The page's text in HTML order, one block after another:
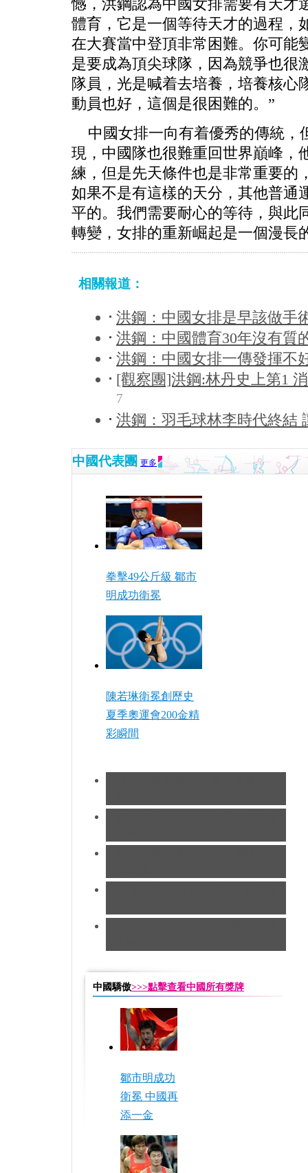
憾，洪鋼認為中國女排需要有天才
體育，它是一個等待天才的過程，
在大賽當中登頂非常困難。你可能
是要成為頂尖球隊，因為競爭也很
隊員，光是喊着去培養，培養核心
動員也好，這個是很困難的。”
中國女排一向有着優秀的傳統，
現，中國隊也很難重回世界巔峰，
練，但是先天條件也是非常重要的
如果不是有這樣的天分，其他普通
平的。我們需要耐心的等待，與此
轉變，女排的重新崛起是一個漫長
相關報道：
洪鋼：中國女排是早該做手
洪鋼：中國體育30年沒有質
洪鋼：中國女排一傳發揮不
[觀察團]洪鋼:林丹史上第1
7
洪鋼：羽毛球林李時代終結
中國代表團 更多
拳擊49公斤級 鄒市
明成功衛冕
陳若琳衛冕創歷史
夏季奧運會200金精
彩瞬間
中國驕傲>>>點擊查看中國所有獎牌
鄒市明成功
衛冕 中國再
添一金